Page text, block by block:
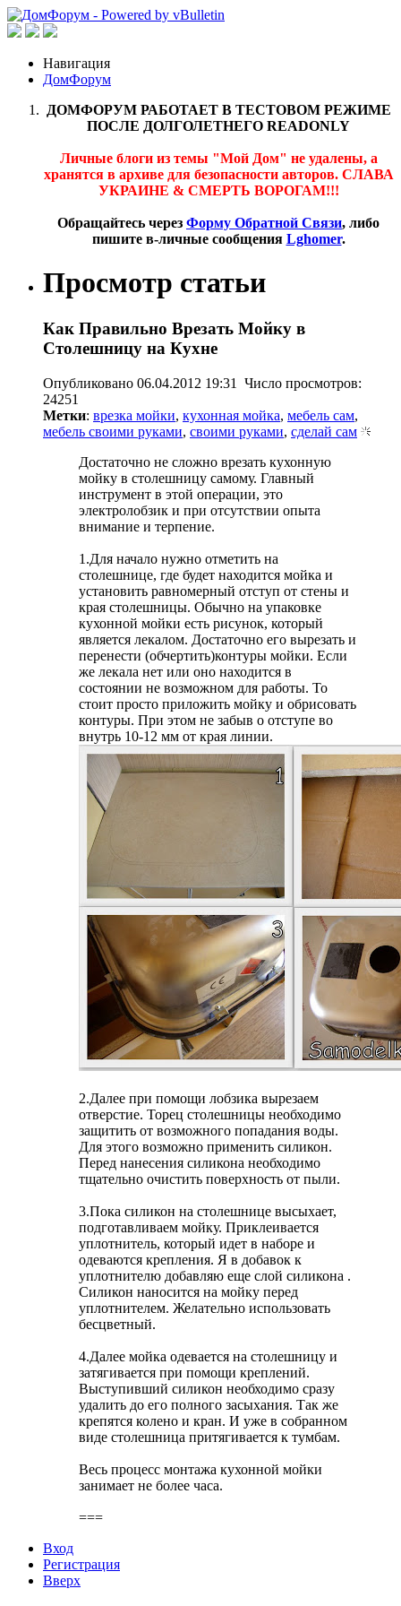
Навигация
ДомФорум
ДОМФОРУМ РАБОТАЕТ В ТЕСТОВОМ РЕЖИМЕ
ПОСЛЕ ДОЛГОЛЕТНЕГО READONLY
Личные блоги из темы "Мой Дом" не удалены, а
хранятся в архиве для безопасности авторов. СЛАВА
УКРАИНЕ & СМЕРТЬ ВОРОГАМ!!!
Обращайтесь через Форму Обратной Связи, либо
пишите в-личные сообщения Lghomer.
Просмотр статьи
Как Правильно Врезать Мойку в
Столешницу на Кухне
Опубликовано 06.04.2012 19:31 Число просмотров:
24251
Метки: врезка мойки, кухонная мойка, мебель сам,
мебель своими руками, своими руками, сделай сам
Достаточно не сложно врезать кухонную
мойку в столешницу самому. Главный
инструмент в этой операции, это
электролобзик и при отсутствии опыта
внимание и терпение.
1.Для начало нужно отметить на
столешнице, где будет находится мойка и
установить равномерный отступ от стены и
края столешницы. Обычно на упаковке
кухонной мойки есть рисунок, который
является лекалом. Достаточно его вырезать и
перенести (обчертить)контуры мойки. Если
же лекала нет или оно находится в
состоянии не возможном для работы. То
стоит просто приложить мойку и обрисовать
контуры. При этом не забыв о отступе во
внутрь 10-12 мм от края линии.
2.Далее при помощи лобзика вырезаем
отверстие. Торец столешницы необходимо
защитить от возможного попадания воды.
Для этого возможно применить силикон.
Перед нанесения силикона необходимо
тщательно очистить поверхность от пыли.
3.Пока силикон на столешнице высыхает,
подготавливаем мойку. Приклеивается
уплотнитель, который идет в наборе и
одеваются крепления. Я в добавок к
уплотнителю добавляю еще слой силикона .
Силикон наносится на мойку перед
уплотнителем. Желательно использовать
бесцветный.
4.Далее мойка одевается на столешницу и
затягивается при помощи креплений.
Выступивший силикон необходимо сразу
удалить до его полного засыхания. Так же
крепятся колено и кран. И уже в собранном
виде столешница притягивается к тумбам.
Весь процесс монтажа кухонной мойки
занимает не более часа.
===
Вход
Регистрация
Вверх